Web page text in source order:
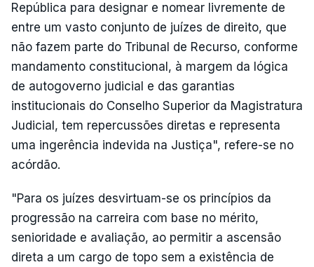
República para designar e nomear livremente de
entre um vasto conjunto de juízes de direito, que
não fazem parte do Tribunal de Recurso, conforme
mandamento constitucional, à margem da lógica
de autogoverno judicial e das garantias
institucionais do Conselho Superior da Magistratura
Judicial, tem repercussões diretas e representa
uma ingerência indevida na Justiça", refere-se no
acórdão.
"Para os juízes desvirtuam-se os princípios da
progressão na carreira com base no mérito,
senioridade e avaliação, ao permitir a ascensão
direta a um cargo de topo sem a existência de